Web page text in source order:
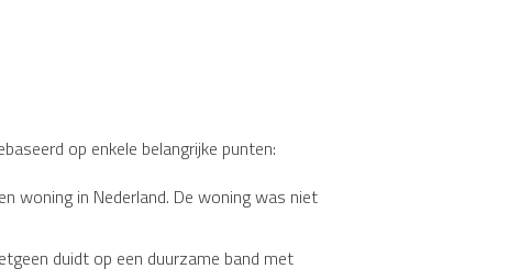
op enkele belangrijke punten:
woning in Nederland. De woning was niet
duidt op een duurzame band met